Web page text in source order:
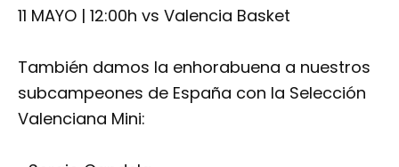
11 MAYO | 12:00h vs Valencia Basket
También damos la enhorabuena a nuestros
subcampeones de España con la Selección
Valenciana Mini: